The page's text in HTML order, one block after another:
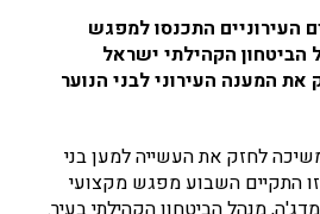
העירוניים התכנסו למפגש
הביטחון הקהילתי ישראל
המענה העירוני לבני הנוער
לחזק את העשייה למען בני
זו התקיים השבוע מפגש מקצועי